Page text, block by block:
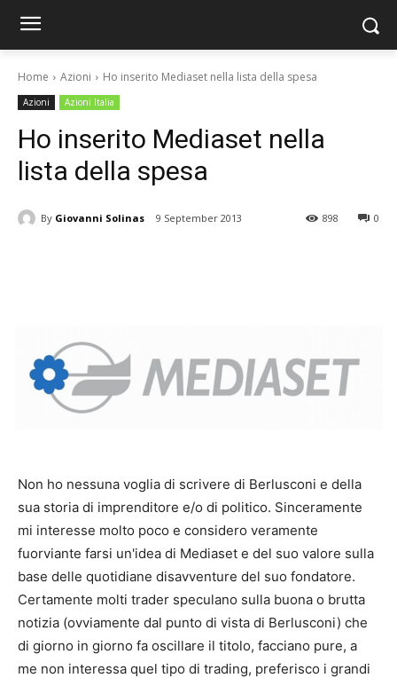
Home Azioni Ho inserito Mediaset nella lista della spesa
Azioni Azioni Italia
Ho inserito Mediaset nella
lista della spesa
By Giovanni Solinas 9 September 2013 0
898
Non ho nessuna voglia di scrivere di Berlusconi e della
sua storia di imprenditore e/o di politico. Sinceramente
mi interesse molto poco e considero veramente
fuorviante farsi un'idea di Mediaset e del suo valore sulla
base delle quotidiane disavventure del suo fondatore.
Certamente molti trader speculano sulla buona o brutta
notizia (ovviamente dal punto di vista di Berlusconi) che
di giorno in giorno fa oscillare il titolo, facciano pure, a
me non interessa quel tipo di trading, preferisco i grandi